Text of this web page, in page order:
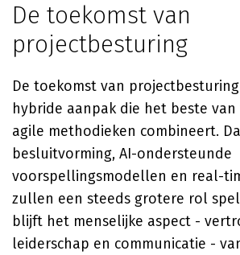
De toekomst van
projectbesturing
De toekomst van
hybride aanpak die het beste
agile methodieken combineert.
besluitvorming, AI-ondersteunde
voorspellingsmodellen en real-
zullen een steeds grotere rol
blijft het menselijke aspect -
leiderschap en communicatie -